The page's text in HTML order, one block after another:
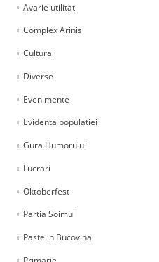
Avarie utilitati
Complex Arinis
Cultural
Diverse
Evenimente
Evidenta populatiei
Gura Humorului
Lucrari
Oktoberfest
Partia Soimul
Paste in Bucovina